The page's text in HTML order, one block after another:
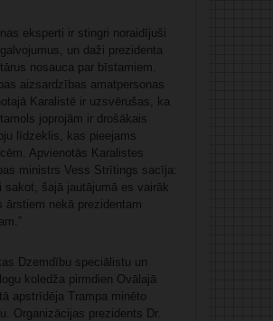
eksperti ir stingri noraidījuši
un daži prezidenta
nosauca par bīstamiem.
aizsardzības amatpersonas
Karalistē ir uzsvērušas, ka
joprojām ir drošākais
līdzeklis, kas pieejams
Apvienotās Karalistes
ministrs Vess Strītings sacīja:
sakot, šajā jautājumā es vairāk
ārstiem nekā prezidentam
Dzemdību speciālistu un
koledža pirmdien Ovālajā
apstrīdēja Trampa minēto
Organizācijas prezidents Dr.